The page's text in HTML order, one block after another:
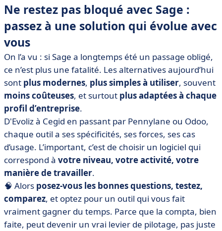
Ne restez pas bloqué avec Sage :
passez à une solution qui évolue avec
vous
On l’a vu : si Sage a longtemps été un passage obligé,
ce n’est plus une fatalité. Les alternatives aujourd’hui
sont plus modernes, plus simples à utiliser, souvent
moins coûteuses, et surtout plus adaptées à chaque
profil d’entreprise.
D'Evoliz à Cegid en passant par Pennylane ou Odoo,
chaque outil a ses spécificités, ses forces, ses cas
d’usage. L’important, c’est de choisir un logiciel qui
correspond à votre niveau, votre activité, votre
manière de travailler.
🧠 Alors posez-vous les bonnes questions, testez,
comparez, et optez pour un outil qui vous fait
vraiment gagner du temps. Parce que la compta, bien
faite, peut devenir un vrai levier de pilotage, pas juste